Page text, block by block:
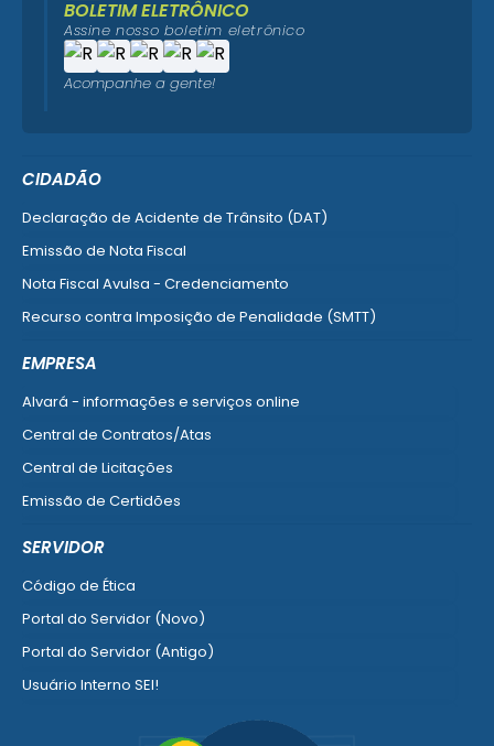
CIDADÃO
Declaração de Acidente de Trânsito (DAT)
Emissão de Nota Fiscal
Nota Fiscal Avulsa - Credenciamento
Recurso contra Imposição de Penalidade (SMTT)
EMPRESA
Alvará - informações e serviços online
Central de Contratos/Atas
Central de Licitações
Emissão de Certidões
SERVIDOR
Código de Ética
Portal do Servidor (Novo)
Portal do Servidor (Antigo)
Usuário Interno SEI!
BOLETIM ELETRÔNICO
Assine nosso boletim eletrônico
Acompanhe a gente!